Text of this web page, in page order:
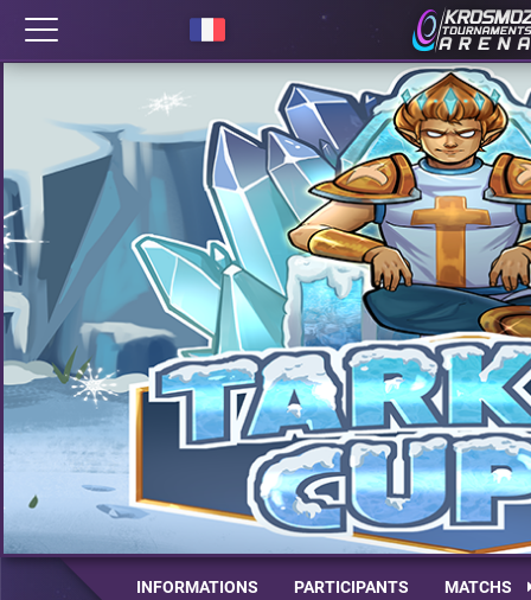
INFORMATIONS PARTICIPANTS MATCHS